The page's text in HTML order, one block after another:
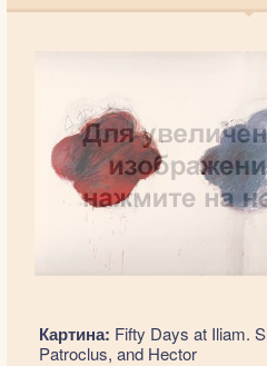
Картина: Fifty Days at Iliam.
Patroclus, and Hector